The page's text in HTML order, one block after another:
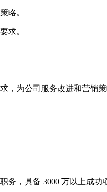
略。
求。
为公司服务改进和营销策
务，具备 3000 万以上成